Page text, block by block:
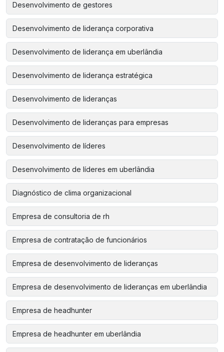
Desenvolvimento de gestores
Desenvolvimento de liderança corporativa
Desenvolvimento de liderança em uberlândia
Desenvolvimento de liderança estratégica
Desenvolvimento de lideranças
Desenvolvimento de lideranças para empresas
Desenvolvimento de líderes
Desenvolvimento de líderes em uberlândia
Diagnóstico de clima organizacional
Empresa de consultoria de rh
Empresa de contratação de funcionários
Empresa de desenvolvimento de lideranças
Empresa de desenvolvimento de lideranças em uberlândia
Empresa de headhunter
Empresa de headhunter em uberlândia